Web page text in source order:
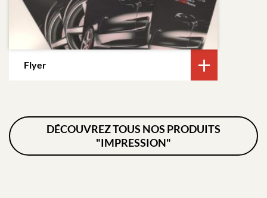
Flyer
DÉCOUVREZ TOUS NOS PRODUITS
"IMPRESSION"